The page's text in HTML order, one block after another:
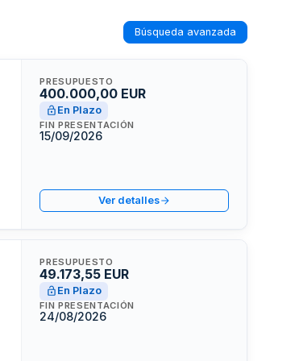
Búsqueda avanzada
PRESUPUESTO
400.000,00 EUR
En Plazo
FIN PRESENTACIÓN
15/09/2026
Ver detalles
PRESUPUESTO
49.173,55 EUR
En Plazo
FIN PRESENTACIÓN
24/08/2026